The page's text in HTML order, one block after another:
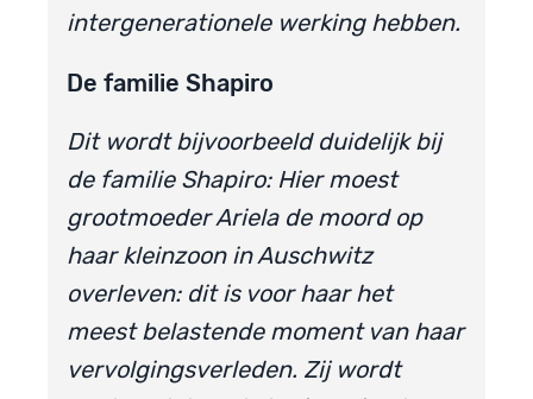
intergenerationele werking hebben.
De familie Shapiro
Dit wordt bijvoorbeeld duidelijk bij
de familie Shapiro: Hier moest
grootmoeder Ariela de moord op
haar kleinzoon in Auschwitz
overleven: dit is voor haar het
meest belastende moment van haar
vervolgingsverleden. Zij wordt